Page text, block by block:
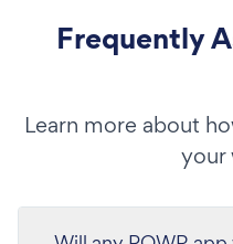
Frequently
Learn more about
your